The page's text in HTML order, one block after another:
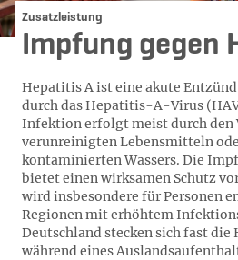
Zusatzleistung
Impfung gegen
Hepatitis A ist eine akute
durch das Hepatitis-A-Virus
Infektion erfolgt meist durch den
verunreinigten Lebensmitteln
kontaminierten Wassers. Die
bietet einen wirksamen Schutz
wird insbesondere für Personen
Regionen mit erhöhtem
Deutschland stecken sich fast
während eines